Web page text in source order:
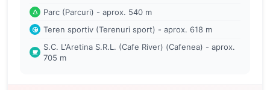
Parc (Parcuri) - aprox. 540 m
Teren sportiv (Terenuri sport) - aprox. 618 m
S.C. L'Aretina S.R.L. (Cafe River) (Cafenea) - aprox.
705 m